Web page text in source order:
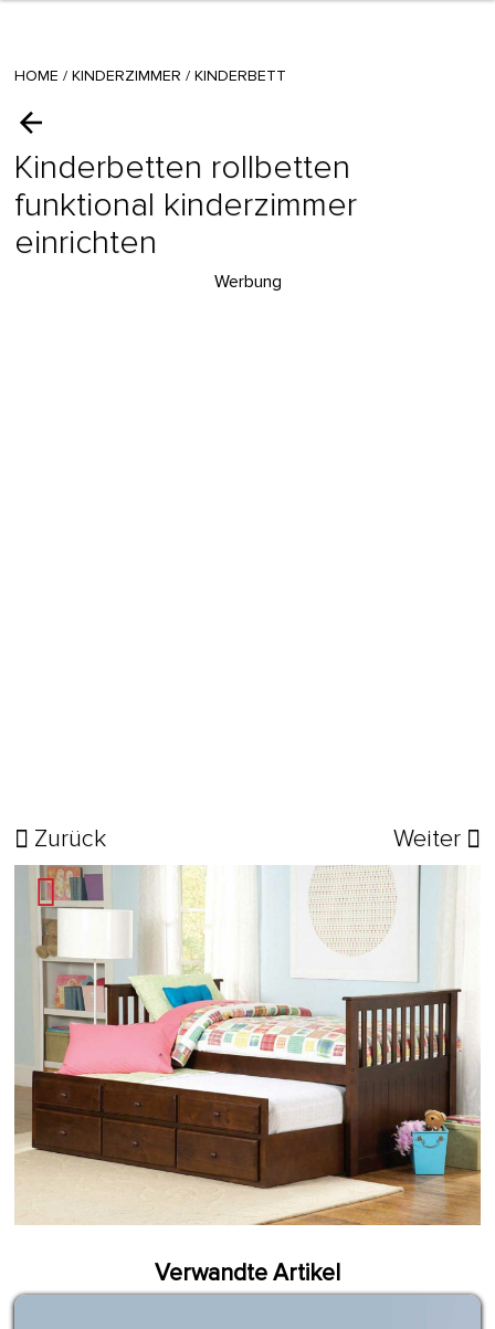
HOME / KINDERZIMMER / KINDERBETT
Kinderbetten rollbetten
funktional kinderzimmer
einrichten
Werbung
Zurück Weiter
Verwandte Artikel